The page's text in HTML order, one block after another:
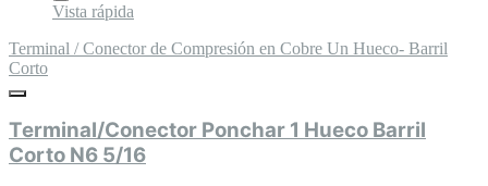
Vista rápida
Terminal / Conector de Compresión en Cobre Un Hueco- Barril
Corto
Terminal/Conector Ponchar 1 Hueco Barril
Corto N6 5/16